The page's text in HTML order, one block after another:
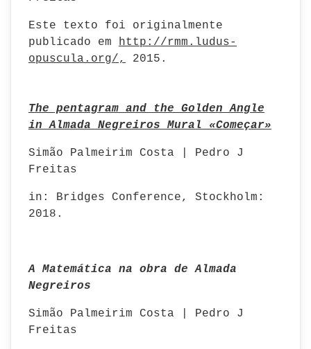
Este texto foi originalmente
publicado em http://rmm.ludus-
opuscula.org/,
2015.
The pentagram and the Golden Angle
in Almada Negreiros Mural «Começar»
Simão Palmeirim Costa | Pedro J
Freitas
in: Bridges Conference, Stockholm:
2018.
A Matemática na obra de Almada
Negreiros
Simão Palmeirim Costa | Pedro J
Freitas